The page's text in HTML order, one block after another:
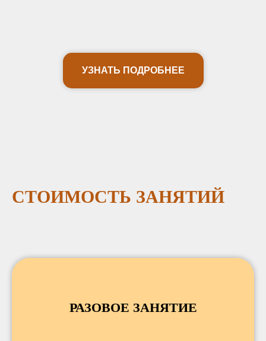
УЗНАТЬ ПОДРОБНЕЕ
СТОИМОСТЬ ЗАНЯТИЙ
РАЗОВОЕ ЗАНЯТИЕ